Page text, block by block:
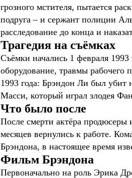
грозного мстителя, пытается
подруга – и сержант полиции
расследование до конца и
Трагедия на съёмках
Съёмки начались 1 февраля
оборудование, травмы рабочего
1993 года: Брэндон Ли был убит
Масси, который играл злодея
Что было после
После смерти актёра продюсеры
месяцев вернулись к работе.
Брэндона, в настоящее время
Фильм Брэндона
Первоначально на роль Эрика